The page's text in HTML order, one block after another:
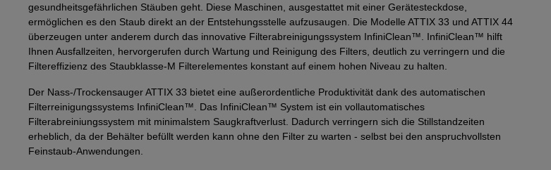
gesundheitsgefährlichen Stäuben geht. Diese Maschinen, ausgestattet mit einer Gerätesteckdose,
ermöglichen es den Staub direkt an der Entstehungsstelle aufzusaugen. Die Modelle ATTIX 33 und ATTIX 44
überzeugen unter anderem durch das innovative Filterabreinigungssystem InfiniClean™. InfiniClean™ hilft
Ihnen Ausfallzeiten, hervorgerufen durch Wartung und Reinigung des Filters, deutlich zu verringern und die
Filtereffizienz des Staubklasse-M Filterelementes konstant auf einem hohen Niveau zu halten.
Der Nass-/Trockensauger ATTIX 33 bietet eine außerordentliche Produktivität dank des automatischen
Filterreinigungssystems InfiniClean™. Das InfiniClean™ System ist ein vollautomatisches
Filterabreiniungssystem mit minimalstem Saugkraftverlust. Dadurch verringern sich die Stillstandzeiten
erheblich, da der Behälter befüllt werden kann ohne den Filter zu warten - selbst bei den anspruchvollsten
Feinstaub-Anwendungen.